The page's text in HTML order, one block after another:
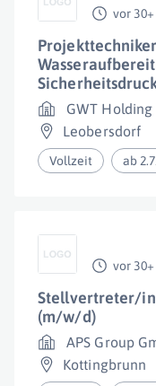
vor 30+
GWT Holding
Leobersdorf
Vollzeit ab
vor 30+
Stellvertreter/
(m/w/d)
APS Group
Kottingbrunn